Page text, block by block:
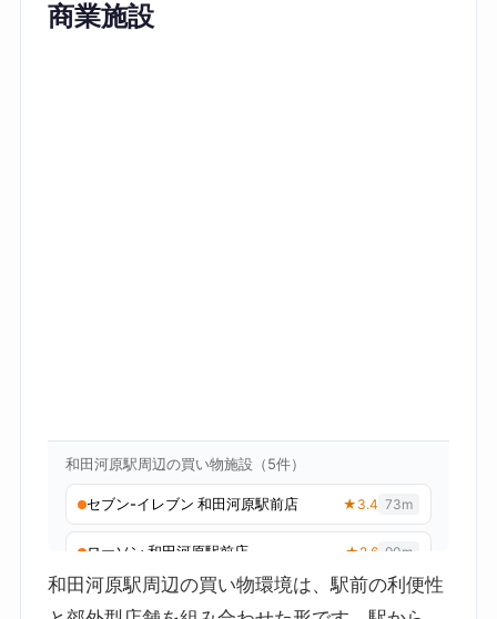
商業施設
和田河原駅周辺の買い物環境は、駅前の利便性